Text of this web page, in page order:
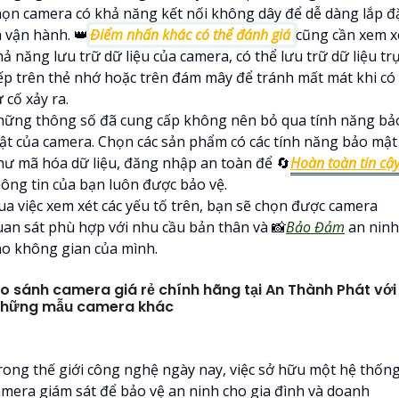
camera có khả năng kết nối không dây để dễ dàng lắp
vận hành. 👑Điểm nhấn khác có thể đánh giá cũng cần xem
năng lưu trữ dữ liệu của camera, có thể lưu trữ dữ liệu
trên thẻ nhớ hoặc trên đám mây để tránh mất mát khi có
cố xảy ra.
thông số đã cung cấp không nên bỏ qua tính năng
của camera. Chọn các sản phẩm có các tính năng bảo mật
mã hóa dữ liệu, đăng nhập an toàn để 🔄Hoàn toàn tin cậy
tin của bạn luôn được bảo vệ.
việc xem xét các yếu tố trên, bạn sẽ chọn được camera
sát phù hợp với nhu cầu bản thân và 📸Bảo Đảm an ninh
không gian của mình.
sánh camera giá rẻ chính hãng tại An Thành Phát với
mẫu camera khác
thế giới công nghệ ngày nay, việc sở hữu một hệ
giám sát để bảo vệ an ninh cho gia đình và doanh